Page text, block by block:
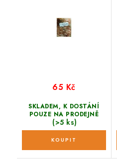
SKLADEM, K DOSTÁNÍ
POUZE NA PRODEJNĚ
(>5 ks)
65 Kč